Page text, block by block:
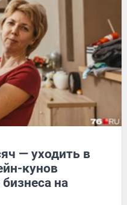
— уходить в
кунов
на